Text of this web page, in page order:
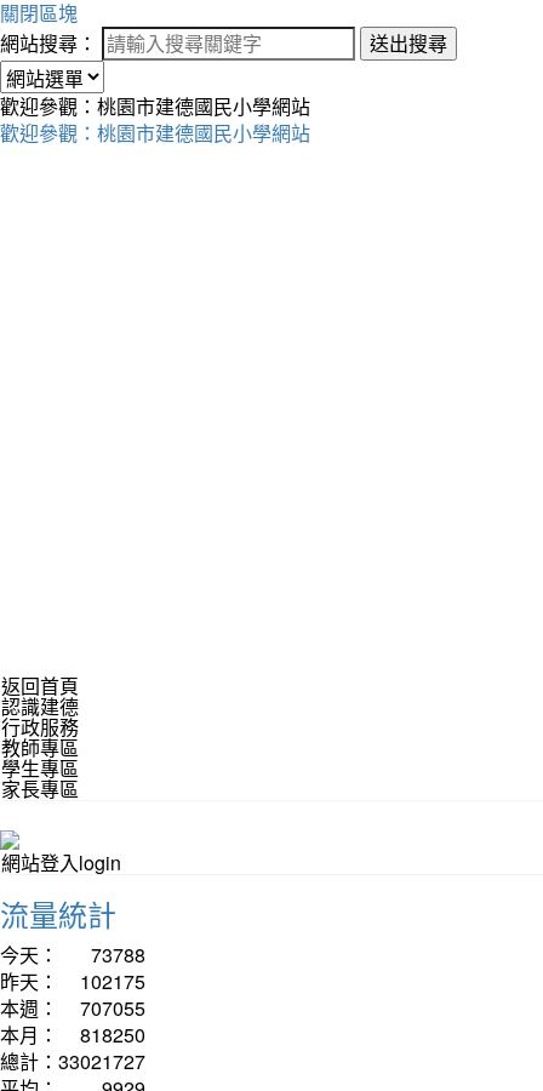
關閉區塊
網站搜尋：
送出搜尋
歡迎參觀：桃園市建德國民小學網站
歡迎參觀：桃園市建德國民小學網站
返回首頁
認識建德
行政服務
教師專區
學生專區
家長專區
網站登入login
流量統計
今天：
73788
昨天：
102175
本週：
707055
本月：
818250
總計： 33021727